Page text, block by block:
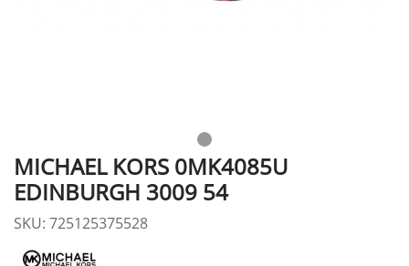
MICHAEL KORS 0MK4085U
EDINBURGH 3009 54
SKU: 725125375528